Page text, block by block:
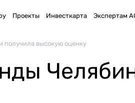
Проекты Инвесткарта Экспертам
получила высокую оценку